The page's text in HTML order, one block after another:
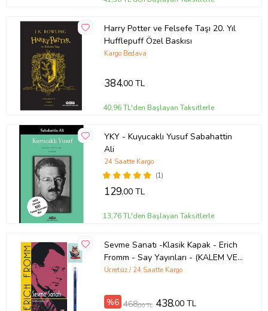
Harry Potter ve Felsefe Taşı 20. Yıl
Hufflepuff Özel Baskısı
Kargo Bedava
384,00 TL
40,96 TL'den Başlayan Taksitlerle
YKY - Kuyucaklı Yusuf Sabahattin
Ali
(1)
24 Saatte Kargo
129,00 TL
13,76 TL'den Başlayan Taksitlerle
Sevme Sanatı -Klasik Kapak - Erich
Fromm - Say Yayınları - (KALEM VE
NOT DEFTERLİ) (Renksiz)
Ücretsiz / 24 Saatte Kargo
%6 468,00 TL 438,00 TL